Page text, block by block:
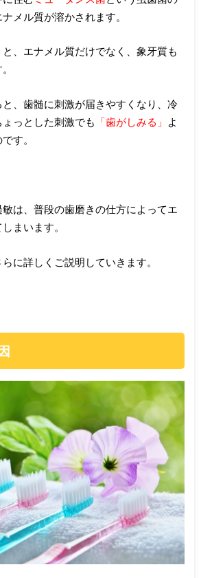
メル質が溶かされます。
、エナメル質だけでなく、象牙質も
、歯髄に刺激が届きやすくなり、冷
っとした刺激でも 「歯がしみる」
よ
す。
は、普段の歯磨きの仕方によってエ
まいます。
に詳しくご説明していきます。